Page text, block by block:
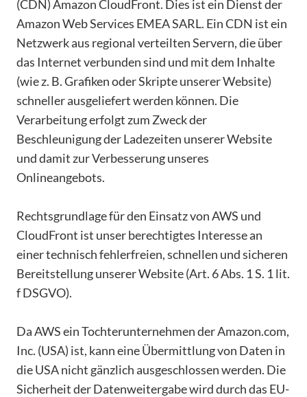
(CDN) Amazon CloudFront. Dies ist ein Dienst der
Amazon Web Services EMEA SARL. Ein CDN ist ein
Netzwerk aus regional verteilten Servern, die über
das Internet verbunden sind und mit dem Inhalte
(wie z. B. Grafiken oder Skripte unserer Website)
schneller ausgeliefert werden können. Die
Verarbeitung erfolgt zum Zweck der
Beschleunigung der Ladezeiten unserer Website
und damit zur Verbesserung unseres
Onlineangebots.
Rechtsgrundlage für den Einsatz von AWS und
CloudFront ist unser berechtigtes Interesse an
einer technisch fehlerfreien, schnellen und sicheren
Bereitstellung unserer Website (Art. 6 Abs. 1 S. 1 lit.
f DSGVO).
Da AWS ein Tochterunternehmen der Amazon.com,
Inc. (USA) ist, kann eine Übermittlung von Daten in
die USA nicht gänzlich ausgeschlossen werden. Die
Sicherheit der Datenweitergabe wird durch das EU-